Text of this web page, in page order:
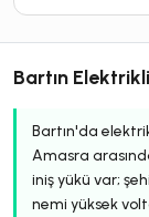
Bartın
Bartın'da
Amasra
iniş yükü var;
nemi yüksek